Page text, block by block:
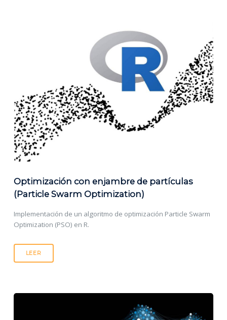
Optimización con enjambre de partículas
(Particle Swarm Optimization)
Implementación de un algoritmo de optimización Particle Swarm
Optimization (PSO) en R.
LEER